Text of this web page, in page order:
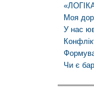
Моя
У нас
Чи є